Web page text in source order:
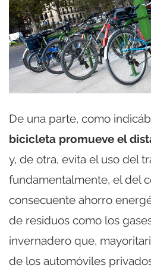
De una parte, como
bicicleta promueve el
y, de otra, evita el uso del
fundamentalmente, el del
consecuente ahorro
de residuos como los
invernadero que,
de los automóviles